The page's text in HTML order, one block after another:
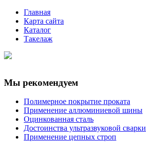
Главная
Карта сайта
Каталог
Такелаж
Мы рекомендуем
Полимерное покрытие проката
Применение аллюминиевой шины
Оцинкованная сталь
Достоинства ультразвуковой сварки
Применение цепных строп